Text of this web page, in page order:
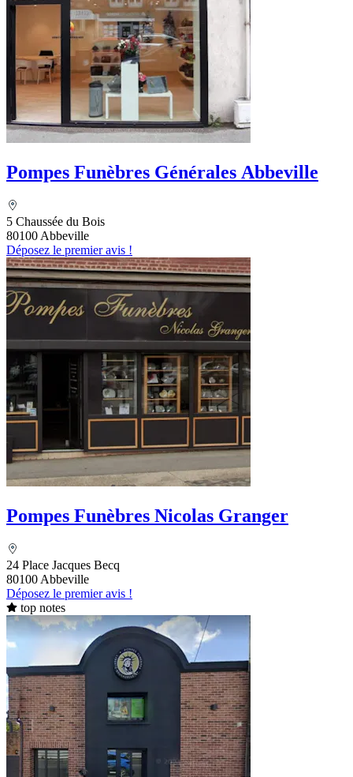
Pompes Funèbres Générales Abbeville
5 Chaussée du Bois
80100 Abbeville
Déposez le premier avis !
Pompes Funèbres Nicolas Granger
24 Place Jacques Becq
80100 Abbeville
Déposez le premier avis !
top notes